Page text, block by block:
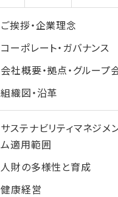
ご挨拶・企業理念
コーポレート・ガバナンス
会社概要・拠点・グループ
組織図・沿革
サステナビリティマネジメ
ム適用範囲
人財の多様性と育成
健康経営